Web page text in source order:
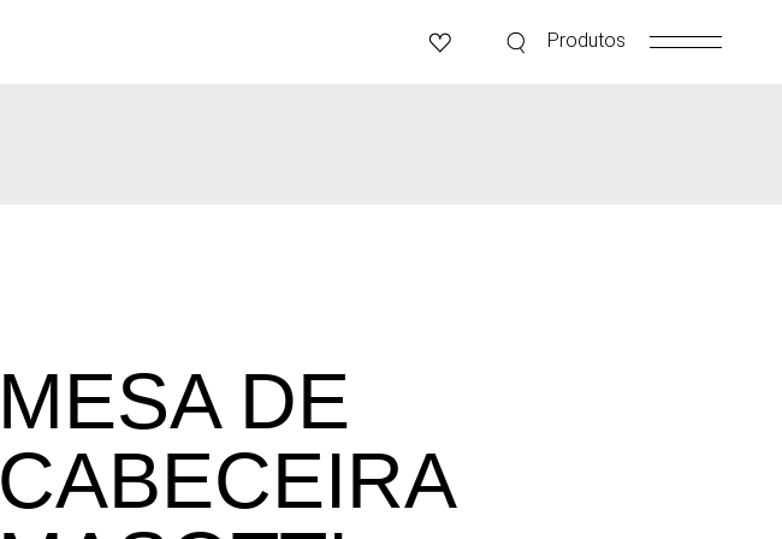
Produtos
MESA DE
CABECEIRA